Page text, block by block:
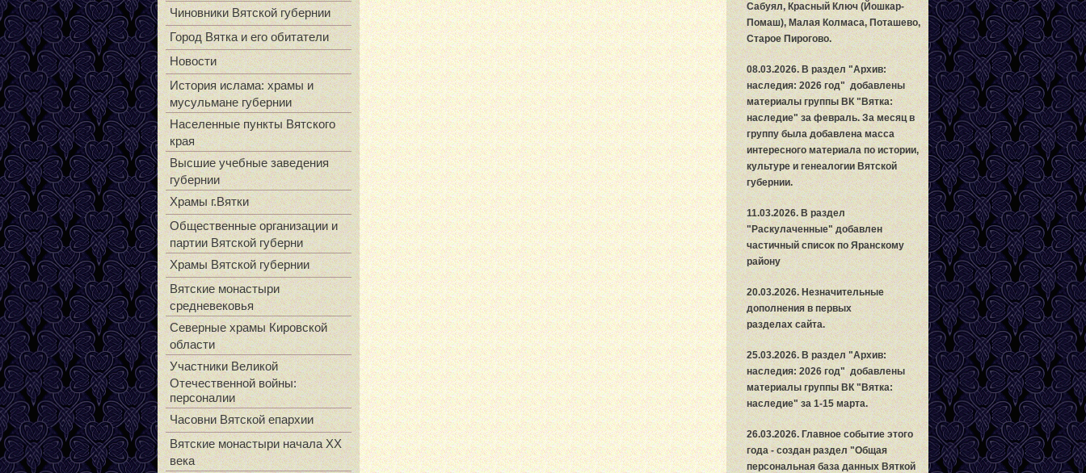
Чиновники Вятской губернии
Город Вятка и его обитатели
Новости
История ислама: храмы и
мусульмане губернии
Населенные пункты Вятского
края
Высшие учебные заведения
губернии
Храмы г.Вятки
Общественные организации и
партии Вятской губерни
Храмы Вятской губернии
Вятские монастыри
средневековья
Северные храмы Кировской
области
Участники Великой
Отечественной войны:
персоналии
Часовни Вятской епархии
Вятские монастыри начала XX
века
Сабуял, Красный Ключ (Йошкар-
Помаш), Малая Колмаса, Поташево,
Старое Пирогово.
08.03.2026. В раздел "Архив:
наследия: 2026 год" добавлены
материалы группы ВК "Вятка:
наследие" за февраль. За месяц в
группу была добавлена масса
интересного материала по истории,
культуре и генеалогии Вятской
губернии.
11.03.2026. В раздел
"Раскулаченные" добавлен
частичный список по Яранскому
району
20.03.2026. Незначительные
дополнения в первых
разделах сайта.
25.03.2026. В раздел "Архив:
наследия: 2026 год" добавлены
материалы группы ВК "Вятка:
наследие" за 1-15 марта.
26.03.2026. Главное событие этого
года - создан раздел "Общая
персональная база данных Вяткой